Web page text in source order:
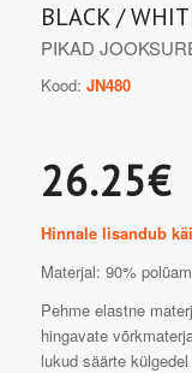
BLACK /
PIKAD
Kood: JN480
26.25€
Hinnale lisandub
Materjal: 90%
Pehme elastne
hingavate
lukud säärte